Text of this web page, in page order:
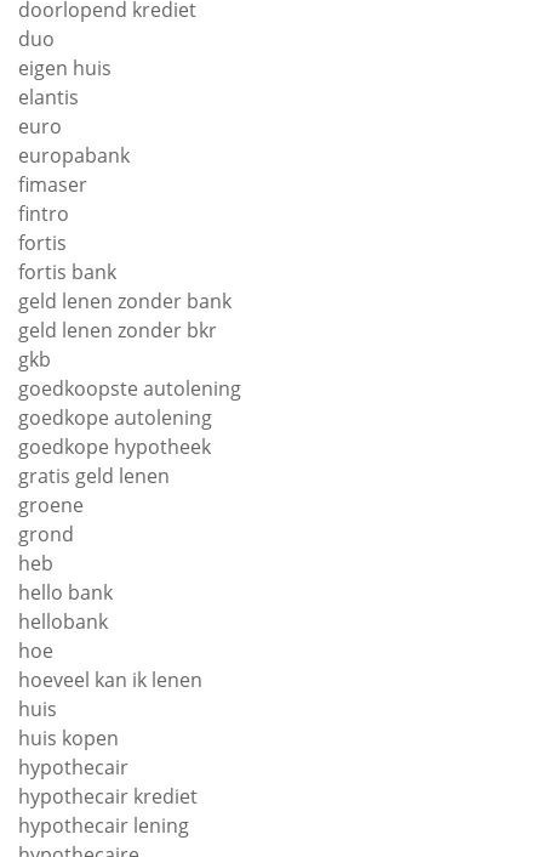
doorlopend krediet
duo
eigen huis
elantis
euro
europabank
fimaser
fintro
fortis
fortis bank
geld lenen zonder bank
geld lenen zonder bkr
gkb
goedkoopste autolening
goedkope autolening
goedkope hypotheek
gratis geld lenen
groene
grond
heb
hello bank
hellobank
hoe
hoeveel kan ik lenen
huis
huis kopen
hypothecair
hypothecair krediet
hypothecair lening